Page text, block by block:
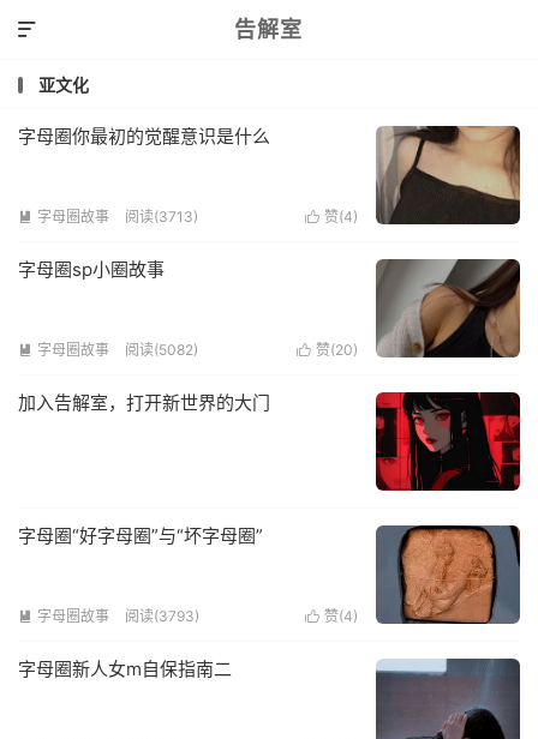
告解室

亚文化
字母圈你最初的觉醒意识是什么
 赞(4)
 字母圈故事 阅读(3713)
字母圈sp小圈故事
 赞(20)
 字母圈故事 阅读(5082)
加入告解室，打开新世界的大门
字母圈“好字母圈”与“坏字母圈”
 赞(4)
 字母圈故事 阅读(3793)
字母圈新人女m自保指南二